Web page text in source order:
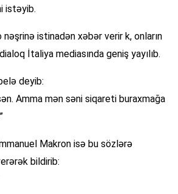
istəyib.
nəşrinə istinadən xəbər verir k, onların
İtaliya mediasında geniş yayılıb.
deyib:
Amma mən səni siqareti buraxmağa
Makron isə bu sözlərə
bildirib: